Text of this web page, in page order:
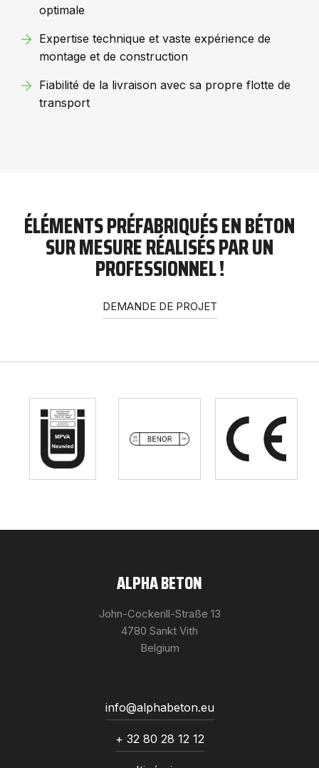
optimale
Expertise technique et vaste expérience de
montage et de construction
Fiabilité de la livraison avec sa propre flotte de
transport
ÉLÉMENTS PRÉFABRIQUÉS EN BÉTON
SUR MESURE RÉALISÉS PAR UN
PROFESSIONNEL !
DEMANDE DE PROJET
ALPHA BETON
John-Cockerill-Straße 13
4780 Sankt Vith
Belgium
info@alphabeton.eu
+ 32 80 28 12 12